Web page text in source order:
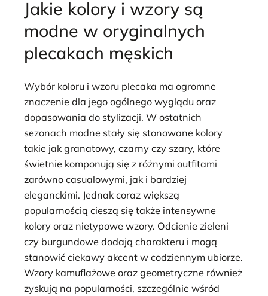
Jakie kolory i wzory są
modne w oryginalnych
plecakach męskich
Wybór koloru i wzoru plecaka ma ogromne
znaczenie dla jego ogólnego wyglądu oraz
dopasowania do stylizacji. W ostatnich
sezonach modne stały się stonowane kolory
takie jak granatowy, czarny czy szary, które
świetnie komponują się z różnymi outfitami
zarówno casualowymi, jak i bardziej
eleganckimi. Jednak coraz większą
popularnością cieszą się także intensywne
kolory oraz nietypowe wzory. Odcienie zieleni
czy burgundowe dodają charakteru i mogą
stanowić ciekawy akcent w codziennym ubiorze.
Wzory kamuflażowe oraz geometryczne również
zyskują na popularności, szczególnie wśród